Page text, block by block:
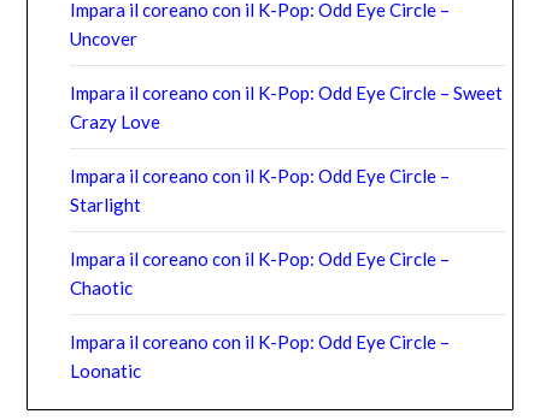
Impara il coreano con il K-Pop: Odd Eye Circle –
Uncover
Impara il coreano con il K-Pop: Odd Eye Circle – Sweet
Crazy Love
Impara il coreano con il K-Pop: Odd Eye Circle –
Starlight
Impara il coreano con il K-Pop: Odd Eye Circle –
Chaotic
Impara il coreano con il K-Pop: Odd Eye Circle –
Loonatic